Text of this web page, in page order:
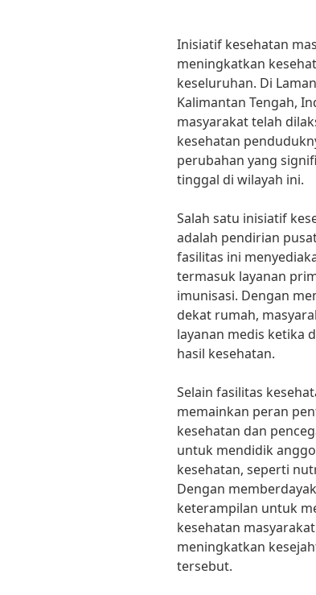
Inisiatif kesehatan
meningkatkan
keseluruhan. Di
Kalimantan Tengah,
masyarakat telah
kesehatan
perubahan yang
tinggal di wilayah ini.
Salah satu inisiatif
adalah pendirian
fasilitas ini
termasuk layanan
imunisasi. Dengan
dekat rumah,
layanan medis ketika
hasil kesehatan.
Selain fasilitas
memainkan peran
kesehatan dan
untuk mendidik
kesehatan, seperti
Dengan
keterampilan untuk
kesehatan
meningkatkan
tersebut.